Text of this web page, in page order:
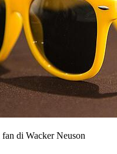
di Wacker Neuson